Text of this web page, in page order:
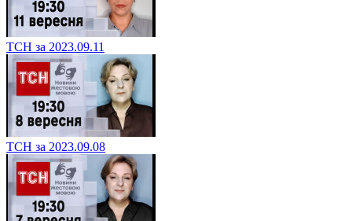
ТСН за 2023.09.11
ТСН за 2023.09.08